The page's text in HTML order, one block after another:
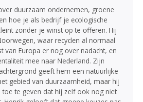
duurzaam ondernemen, groene
hoe je als bedrijf je ecologische
zonder je winst op te offeren. Hij
waar recyclen al normaal
van Europa er nog over nadacht, en
mee naar Nederland. Zijn
geeft hem een natuurlijke
gebied van duurzaamheid, maar hij
te geven dat hij zelf ook nog niet